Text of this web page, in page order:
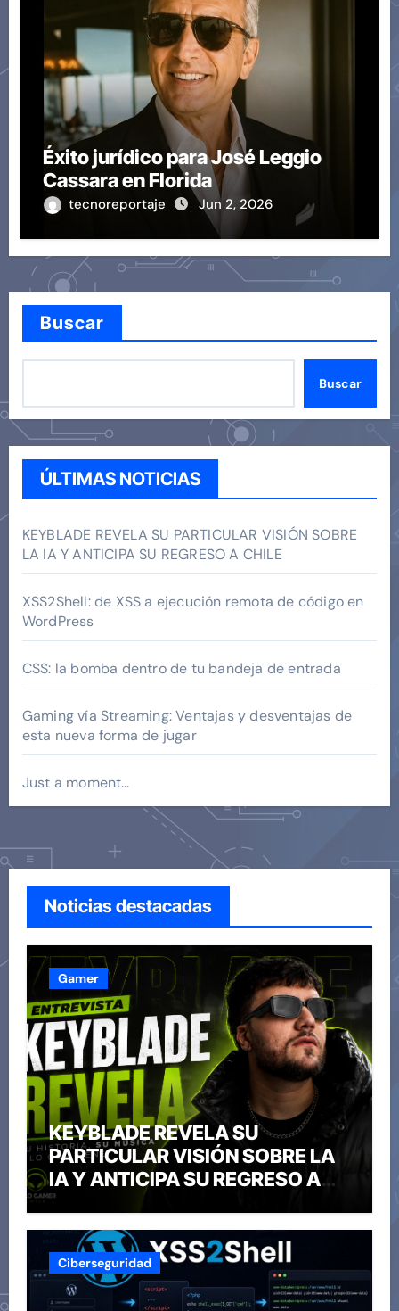
Éxito jurídico para José Leggio
Cassara en Florida
tecnoreportaje Jun 2, 2026
Buscar
Buscar
ÚLTIMAS NOTICIAS
KEYBLADE REVELA SU PARTICULAR VISIÓN SOBRE
LA IA Y ANTICIPA SU REGRESO A CHILE
XSS2Shell: de XSS a ejecución remota de código en
WordPress
CSS: la bomba dentro de tu bandeja de entrada
Gaming vía Streaming: Ventajas y desventajas de
esta nueva forma de jugar
Just a moment…
Noticias destacadas
Gamer
KEYBLADE REVELA SU
PARTICULAR VISIÓN SOBRE LA
IA Y ANTICIPA SU REGRESO A
CHILE
Ciberseguridad